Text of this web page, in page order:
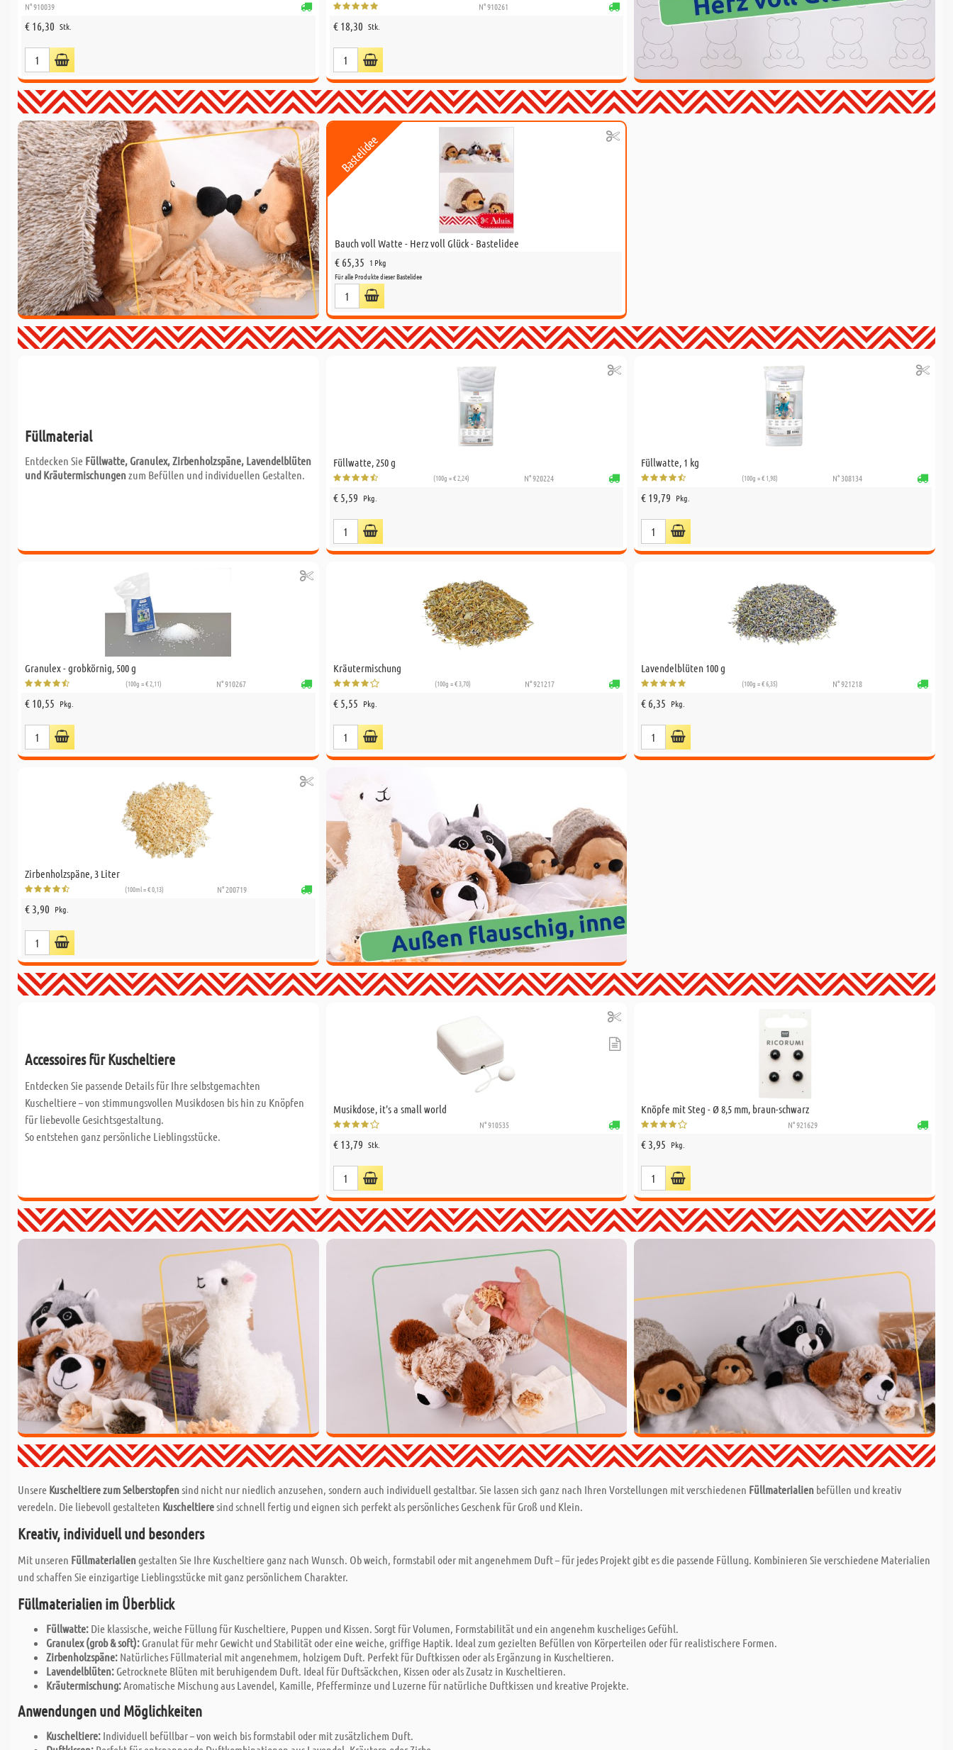
N° 910039
€ 16,30 Stk.
N° 910261
€ 18,30 Stk.
Bauch voll Watte - Herz voll Glück - Bastelidee
€ 65,35 1 Pkg
Für alle Produkte dieser Bastelidee
Bastelidee
Füllmaterial
Entdecken Sie Füllwatte, Granulex, Zirbenholzspäne, Lavendelblüten
und Kräutermischungenzum Befüllen und individuellen Gestalten.
Füllwatte, 250 g
(100g = € 2,24) N° 920224
€ 5,59 Pkg.
Füllwatte, 1 kg
(100g = € 1,98) N° 308134
€ 19,79 Pkg.
Granulex - grobkörnig, 500 g
(100g = € 2,11) N° 910267
€ 10,55 Pkg.
Kräutermischung
(100g = € 3,70) N° 921217
€ 5,55 Pkg.
Lavendelblüten 100 g
(100g = € 6,35) N° 921218
€ 6,35 Pkg.
Zirbenholzspäne, 3 Liter
(100ml = € 0,13) N° 200719
€ 3,90 Pkg.
Accessoires für Kuscheltiere
Entdecken Sie passende Details für Ihre selbstgemachten
Kuscheltiere – von stimmungsvollen Musikdosen bis hin zu Knöpfen
für liebevolle Gesichtsgestaltung.
So entstehen ganz persönliche Lieblingsstücke.
Musikdose, it's a small world
N° 910535
€ 13,79 Stk.
Knöpfe mit Steg - Ø 8,5 mm, braun-schwarz
N° 921629
€ 3,95 Pkg.
Unsere Kuscheltiere zum Selberstopfensind nicht nur niedlich anzusehen, sondern auch individuell gestaltbar. Sie lassen sich ganz nach Ihren Vorstellungen mit verschiedenen Füllmaterialien befüllen und kreativ
veredeln. Die liebevoll gestalteten Kuscheltieresind schnell fertig und eignen sich perfekt als persönliches Geschenk für Groß und Klein.
Kreativ, individuell und besonders
Mit unseren Füllmaterialiengestalten Sie Ihre Kuscheltiere ganz nach Wunsch. Ob weich, formstabil oder mit angenehmem Duft – für jedes Projekt gibt es die passende Füllung. Kombinieren Sie verschiedene Materialien
und schaffen Sie einzigartige Lieblingsstücke mit ganz persönlichem Charakter.
Füllmaterialien im Überblick
Füllwatte: Die klassische, weiche Füllung für Kuscheltiere, Puppen und Kissen. Sorgt für Volumen, Formstabilität und ein angenehm kuscheliges Gefühl.
Granulex (grob & soft): Granulat für mehr Gewicht und Stabilität oder eine weiche, griffige Haptik. Ideal zum gezielten Befüllen von Körperteilen oder für realistischere Formen.
Zirbenholzspäne: Natürliches Füllmaterial mit angenehmem, holzigem Duft. Perfekt für Duftkissen oder als Ergänzung in Kuscheltieren.
Lavendelblüten: Getrocknete Blüten mit beruhigendem Duft. Ideal für Duftsäckchen, Kissen oder als Zusatz in Kuscheltieren.
Kräutermischung:Aromatische Mischung aus Lavendel, Kamille, Pfefferminze und Luzerne für natürliche Duftkissen und kreative Projekte.
Anwendungen und Möglichkeiten
Kuscheltiere: Individuell befüllbar – von weich bis formstabil oder mit zusätzlichem Duft.